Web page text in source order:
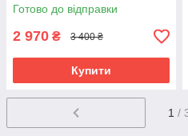
Готово до відправки
2 970 ₴ 3 400 ₴
Купити
1 /